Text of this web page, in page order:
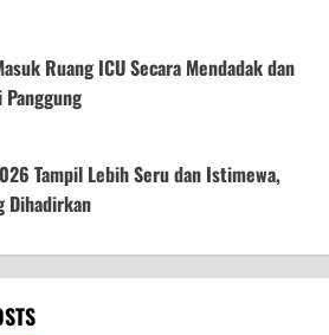
Ruang ICU Secara Mendadak dan
Tampil Lebih Seru dan Istimewa,
Dihadirkan